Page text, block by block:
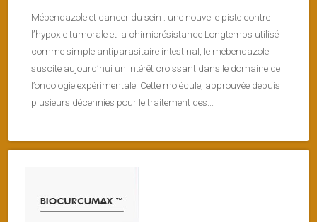
Mébendazole et cancer du sein : une nouvelle piste contre
l’hypoxie tumorale et la chimiorésistance Longtemps utilisé
comme simple antiparasitaire intestinal, le mébendazole
suscite aujourd’hui un intérêt croissant dans le domaine de
l’oncologie expérimentale. Cette molécule, approuvée depuis
plusieurs décennies pour le traitement des...